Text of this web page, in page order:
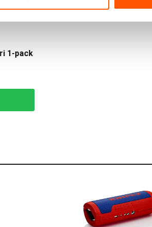
1-pack